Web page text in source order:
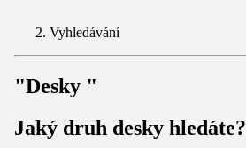
Vyhledávání
"Desky "
Jaký druh desky hledáte?